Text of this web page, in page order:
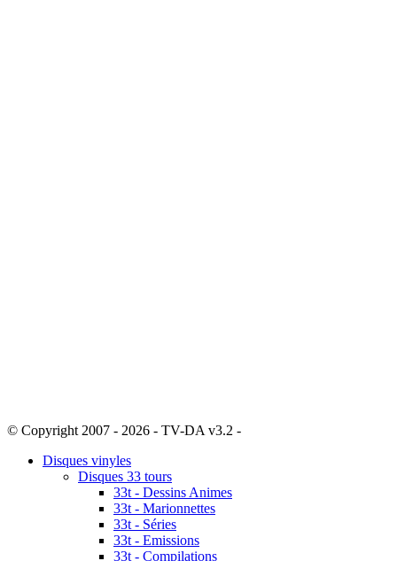
© Copyright 2007 - 2026 - TV-DA v3.2 -
Disques vinyles
Disques 33 tours
33t - Dessins Animes
33t - Marionnettes
33t - Séries
33t - Emissions
33t - Compilations